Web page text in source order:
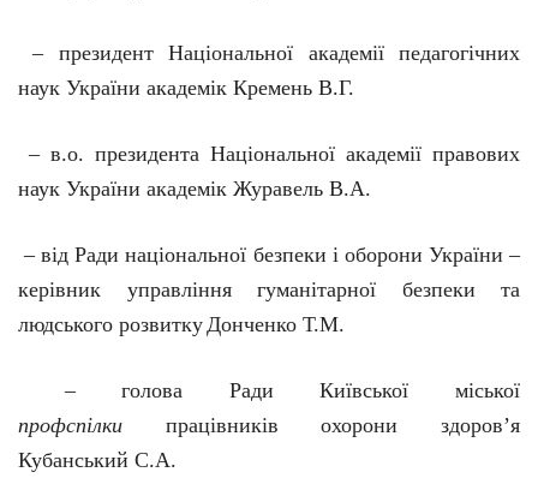
– президент Національної академії педагогічних
наук України академік Кремень В.Г.
– в.о. президента Національної академії правових
наук України академік Журавель В.А.
– від Ради національної безпеки і оборони України –
керівник управління гуманітарної безпеки та
людського розвитку Донченко Т.М.
– голова Ради Київської міської
профспілки працівників охорони здоров’я
Кубанський С.А.